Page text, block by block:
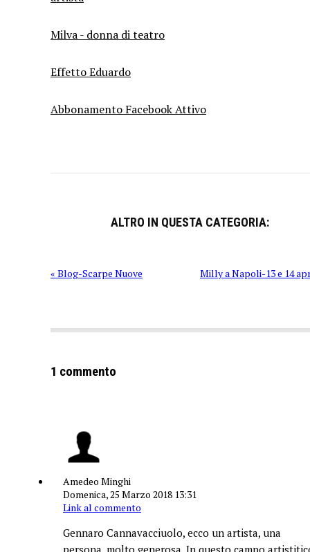
Milva - donna di teatro
Effetto Eduardo
Abbonamento Facebook Attivo
ALTRO IN QUESTA CATEGORIA:
« Blog-Scarpe Nuove Milly a Napoli-13 e 14
1 commento
Amedeo Minghi
Domenica, 25 Marzo 2018 13:31
Link al commento
Gennaro Cannavacciuolo, ecco un artista, una
persona, molto generosa. In questo campo